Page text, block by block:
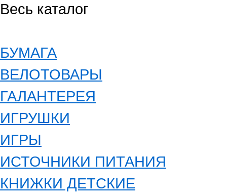
Весь каталог
БУМАГА
ВЕЛОТОВАРЫ
ГАЛАНТЕРЕЯ
ИГРУШКИ
ИГРЫ
ИСТОЧНИКИ ПИТАНИЯ
КНИЖКИ ДЕТСКИЕ